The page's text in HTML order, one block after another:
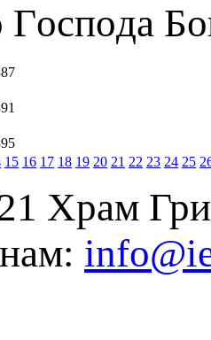
Гocпoдa
15 16 17 18 19 20 21 22 23 24 25
Храм